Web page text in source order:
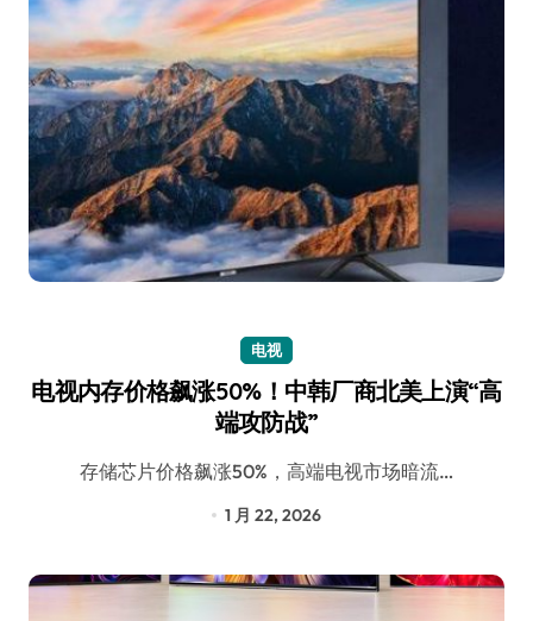
电视
电视内存价格飙涨50%！中韩厂商北美上演“高
端攻防战”
存储芯片价格飙涨50%，高端电视市场暗流…
1 月 22, 2026